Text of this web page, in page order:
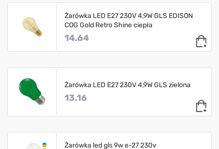
Żarówka LED E27 230V 4,9W GLS EDISON
COG Gold Retro Shine ciepła
14.64
Żarówka LED E27 230V 4,9W GLS zielona
13.16
Żarówka led gls 9w e-27 230v